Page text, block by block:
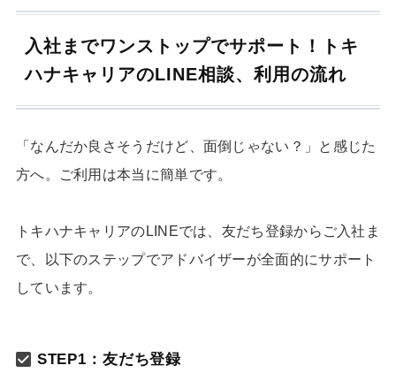
入社までワンストップでサポート！トキ
ハナキャリアのLINE相談、利用の流れ
「なんだか良さそうだけど、面倒じゃない？」と感じた
方へ。ご利用は本当に簡単です。
トキハナキャリアのLINEでは、友だち登録からご入社ま
で、以下のステップでアドバイザーが全面的にサポート
しています。
STEP1：友だち登録